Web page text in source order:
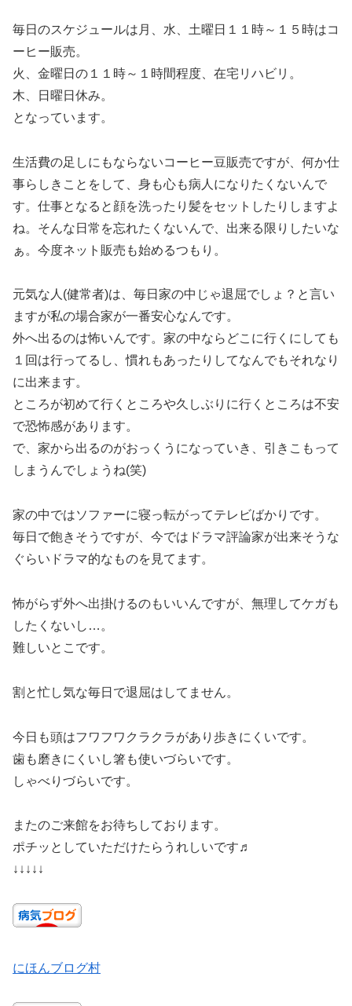
毎日のスケジュールは月、水、土曜日１１時～１５時はコ
ーヒー販売。
火、金曜日の１１時～１時間程度、在宅リハビリ。
木、日曜日休み。
となっています。
生活費の足しにもならないコーヒー豆販売ですが、何か仕
事らしきことをして、身も心も病人になりたくないんで
す。仕事となると顔を洗ったり髪をセットしたりしますよ
ね。そんな日常を忘れたくないんで、出来る限りしたいな
ぁ。今度ネット販売も始めるつもり。
元気な人(健常者)は、毎日家の中じゃ退屈でしょ？と言い
ますが私の場合家が一番安心なんです。
外へ出るのは怖いんです。家の中ならどこに行くにしても
１回は行ってるし、慣れもあったりしてなんでもそれなり
に出来ます。
ところが初めて行くところや久しぶりに行くところは不安
で恐怖感があります。
で、家から出るのがおっくうになっていき、引きこもって
しまうんでしょうね(笑)
家の中ではソファーに寝っ転がってテレビばかりです。
毎日で飽きそうですが、今ではドラマ評論家が出来そうな
ぐらいドラマ的なものを見てます。
怖がらず外へ出掛けるのもいいんですが、無理してケガも
したくないし…。
難しいとこです。
割と忙し気な毎日で退屈はしてません。
今日も頭はフワフワクラクラがあり歩きにくいです。
歯も磨きにくいし箸も使いづらいです。
しゃべりづらいです。
またのご来館をお待ちしております。
ポチッとしていただけたらうれしいです♬
↓↓↓↓↓
にほんブログ村